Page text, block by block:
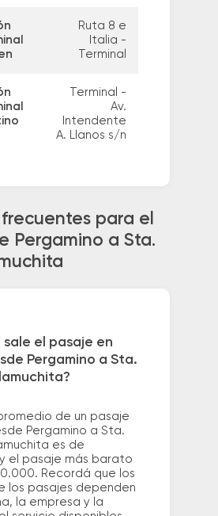
Ruta 8 e
Italia -
Terminal
Terminal -
Av.
Intendente
A. Llanos s/n
para el
Pergamino a Sta.
el pasaje en
Pergamino a Sta.
de un pasaje
Pergamino a Sta.
es de
el pasaje más barato
Recordá que los
los pasajes dependen
la empresa y la